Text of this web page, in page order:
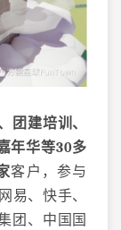
团建培训、
年华等30多
客户，参与
易、快手、
团、中国国